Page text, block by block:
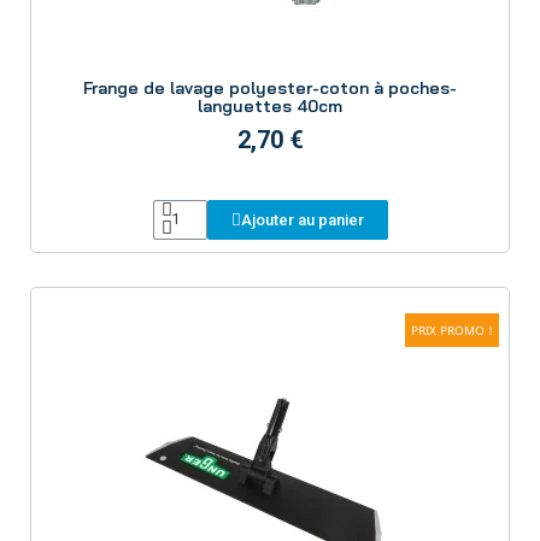
Frange de lavage polyester-coton à poches-
languettes 40cm
2,70 €
Ajouter au panier
PRIX PROMO !